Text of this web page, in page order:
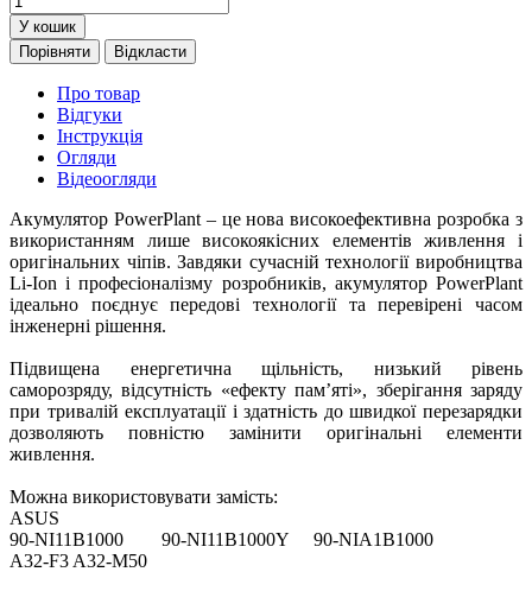
У кошик
Порівняти
Відкласти
Про товар
Відгуки
Інструкція
Огляди
Відеоогляди
Акумулятор PowerPlant – це нова високоефективна розробка з
використанням лише високоякісних елементів живлення і
оригінальних чіпів. Завдяки сучасній технології виробництва
Li-Ion і професіоналізму розробників, акумулятор PowerPlant
ідеально поєднує передові технології та перевірені часом
інженерні рішення.
Підвищена енергетична щільність, низький рівень
саморозряду, відсутність «ефекту пам’яті», зберігання заряду
при тривалій експлуатації і здатність до швидкої перезарядки
дозволяють повністю замінити оригінальні елементи
живлення.
Можна використовувати замість:
ASUS
90-NI11B1000
90-NI11B1000Y
90-NIA1B1000
A32-F3 A32-M50